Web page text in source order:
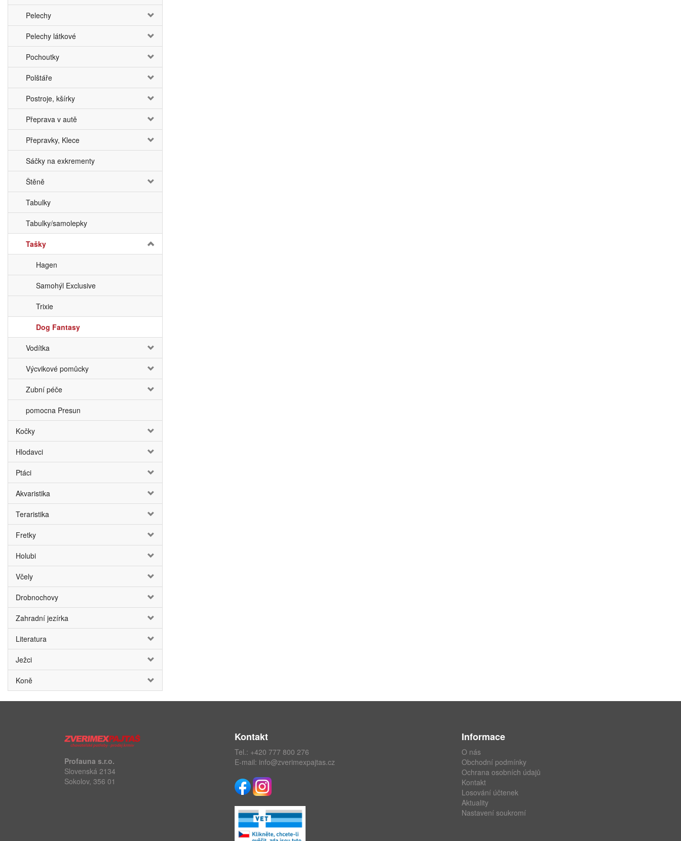
Pelechy
Pelechy látkové
Pochoutky
Polštáře
Postroje, kšírky
Přeprava v autě
Přepravky, Klece
Sáčky na exkrementy
Štěně
Tabulky
Tabulky/samolepky
Tašky
Hagen
Samohýl Exclusive
Trixie
Dog Fantasy
Vodítka
Výcvikové pomůcky
Zubní péče
pomocna Presun
Kočky
Hlodavci
Ptáci
Akvaristika
Teraristika
Fretky
Holubi
Včely
Drobnochovy
Zahradní jezírka
Literatura
Ježci
Koně
Profauna s.r.o.
Slovenská 2134
Sokolov, 356 01
Kontakt
Tel.: +420 777 800 276
E-mail: info@zverimexpajtas.cz
Informace
O nás
Obchodní podmínky
Ochrana osobních údajů
Kontakt
Losování účtenek
Aktuality
Nastavení soukromí